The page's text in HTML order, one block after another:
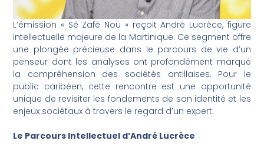
L’émission « Sé Zafè Nou » reçoit André Lucrèce, figure
intellectuelle majeure de la Martinique. Ce segment offre
une plongée précieuse dans le parcours de vie d’un
penseur dont les analyses ont profondément marqué
la compréhension des sociétés antillaises. Pour le
public caribéen, cette rencontre est une opportunité
unique de revisiter les fondements de son identité et les
enjeux sociétaux à travers le regard d’un expert.
Le Parcours Intellectuel d’André Lucrèce